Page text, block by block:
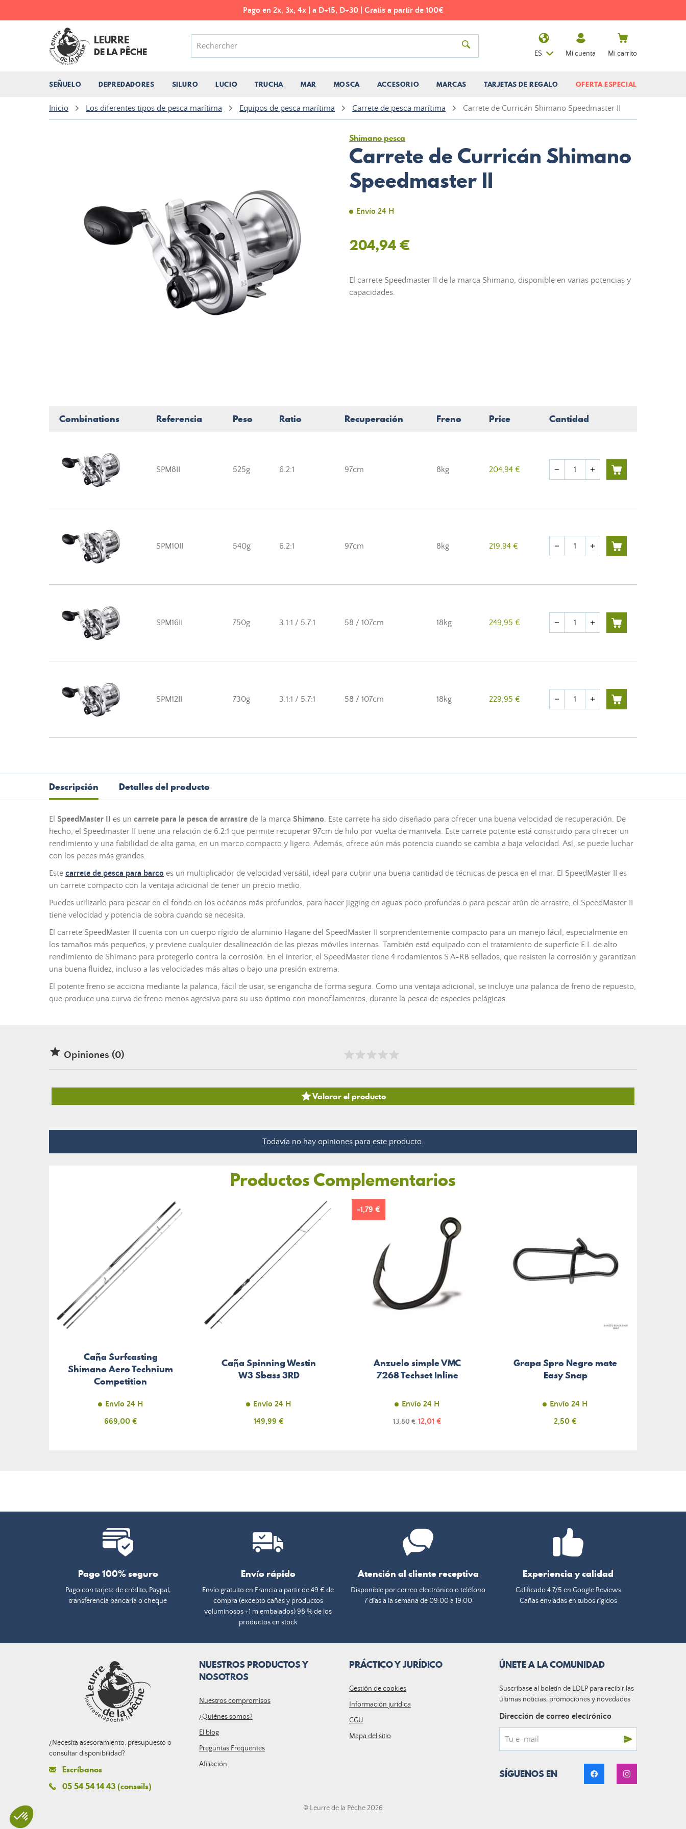
Pago en 2x, 3x, 4x | a D+15, D+30 | Gratis a partir de 100€
LEURRE
DE LA PÊCHE
SEÑUELO DEPREDADORES SILURO LUCIO TRUCHA MAR MOSCA ACCESORIO MARCAS TARJETAS DE REGALO OFERTA ESPECIAL
ES Mi cuenta Mi carrito
Inicio Los diferentes tipos de pesca marítima Equipos de pesca marítima Carrete de pesca marítima Carrete de Curricán Shimano Speedmaster II
Shimano pesca
Carrete de Curricán Shimano
Speedmaster II
Envío 24 H
204,94 €
El carrete Speedmaster II de la marca Shimano, disponible en varias potencias y
capacidades.
Combinations Referencia Peso Ratio Recuperación Freno Price Cantidad
SPM8II 525g 6.2:1 97cm 8kg 204,94 € Cantidad
remove add
SPM10II 540g 6.2:1 97cm 8kg 219,94 € Cantidad
remove add
SPM16II 750g 3.1:1 / 5.7:1 58 / 107cm 18kg 249,95 € Cantidad
remove add
SPM12II 730g 3.1:1 / 5.7:1 58 / 107cm 18kg 229,95 € Cantidad
remove add
Descripción Detalles del producto
El SpeedMaster II es un carrete para la pesca de arrastre de la marca Shimano. Este carrete ha sido diseñado para ofrecer una buena velocidad de recuperación. De
hecho, el Speedmaster II tiene una relación de 6.2:1 que permite recuperar 97cm de hilo por vuelta de manivela. Este carrete potente está construido para ofrecer un
rendimiento y una fiabilidad de alta gama, en un marco compacto y ligero. Además, ofrece aún más potencia cuando se cambia a baja velocidad. Así, se puede luchar
con los peces más grandes.
Este carrete de pesca para barco es un multiplicador de velocidad versátil, ideal para cubrir una buena cantidad de técnicas de pesca en el mar. El SpeedMaster II es
un carrete compacto con la ventaja adicional de tener un precio medio.
Puedes utilizarlo para pescar en el fondo en los océanos más profundos, para hacer jigging en aguas poco profundas o para pescar atún de arrastre, el SpeedMaster II
tiene velocidad y potencia de sobra cuando se necesita.
El carrete SpeedMaster II cuenta con un cuerpo rígido de aluminio Hagane del SpeedMaster II sorprendentemente compacto para un manejo fácil, especialmente en
los tamaños más pequeños, y previene cualquier desalineación de las piezas móviles internas. También está equipado con el tratamiento de superficie E.I. de alto
rendimiento de Shimano para protegerlo contra la corrosión. En el interior, el SpeedMaster tiene 4 rodamientos S A-RB sellados, que resisten la corrosión y garantizan
una buena fluidez, incluso a las velocidades más altas o bajo una presión extrema.
El potente freno se acciona mediante la palanca, fácil de usar, se engancha de forma segura. Como una ventaja adicional, se incluye una palanca de freno de repuesto,
que produce una curva de freno menos agresiva para su uso óptimo con monofilamentos, durante la pesca de especies pelágicas.
 Opiniones (0)
Valorar el producto
Todavía no hay opiniones para este producto.
Productos Complementarios
Caña Surfcasting
Shimano Aero Technium
Competition
Envío 24 H
Precio
669,00 €
Caña Spinning Westin
W3 Sbass 3RD
Envío 24 H
Precio
149,99 €
Anzuelo simple VMC
7268 Techset Inline
Envío 24 H
Precio
13,80 € Precio
12,01 €
-1,79 €
Grapa Spro Negro mate
Easy Snap
Envío 24 H
Precio
2,50 €
Pago 100% seguro
Pago con tarjeta de crédito, Paypal,
transferencia bancaria o cheque
Envío rápido
Envío gratuito en Francia a partir de 49 € de
compra (excepto cañas y productos
voluminosos +1 m embalados) 98 % de los
productos en stock
Atención al cliente receptiva
Disponible por correo electrónico o teléfono
7 días a la semana de 09:00 a 19:00
Experiencia y calidad
Calificado 4.7/5 en Google Reviews
Cañas enviadas en tubos rígidos
¿Necesita asesoramiento, presupuesto o
consultar disponibilidad?
Escríbanos
05 54 54 14 43 (conseils)
NUESTROS PRODUCTOS Y
NOSOTROS
Nuestros compromisos
¿Quiénes somos?
El blog
Preguntas Frequentes
Afiliación
PRÁCTICO Y JURÍDICO
Gestión de cookies
Información jurídica
CGU
Mapa del sitio
ÚNETE A LA COMUNIDAD
Suscríbase al boletín de LDLP para recibir las
últimas noticias, promociones y novedades
Dirección de correo electrónico
SÍGUENOS EN
© Leurre de la Pêche 2026